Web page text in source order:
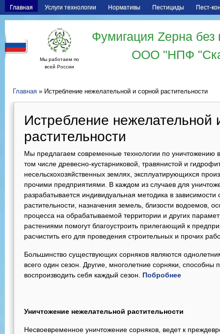
Главная Услуги технологии Нормативы Пестициды Пест-
Мы работаем по
всей России
Фумигация Zерна
ООО "НПФ
Главная » Истребление нежелательной и сорной растительности
Истребление нежелательной
растительности
Мы предлагаем современные технологии по уничтожению
том числе древесно-кустарниковой, травянистой и
несельскохозяйственных землях, эксплуатирующихся
прочими предприятиями. В каждом из случаев для
разрабатывается индивидуальная методика в
растительности, назначения земель, близости водоемов,
процесса на обрабатываемой территории и других
растениями помогут благоустроить прилегающий к
расчистить его для проведения строительных и прочих
Большинство существующих сорняков являются
всего один сезон. Другие, многолетние сорняки, способны
воспроизводить себя каждый сезон. Побробнее
Уничтожение нежелательной растительности
Несвоевременное уничтожение сорняков, ведет к